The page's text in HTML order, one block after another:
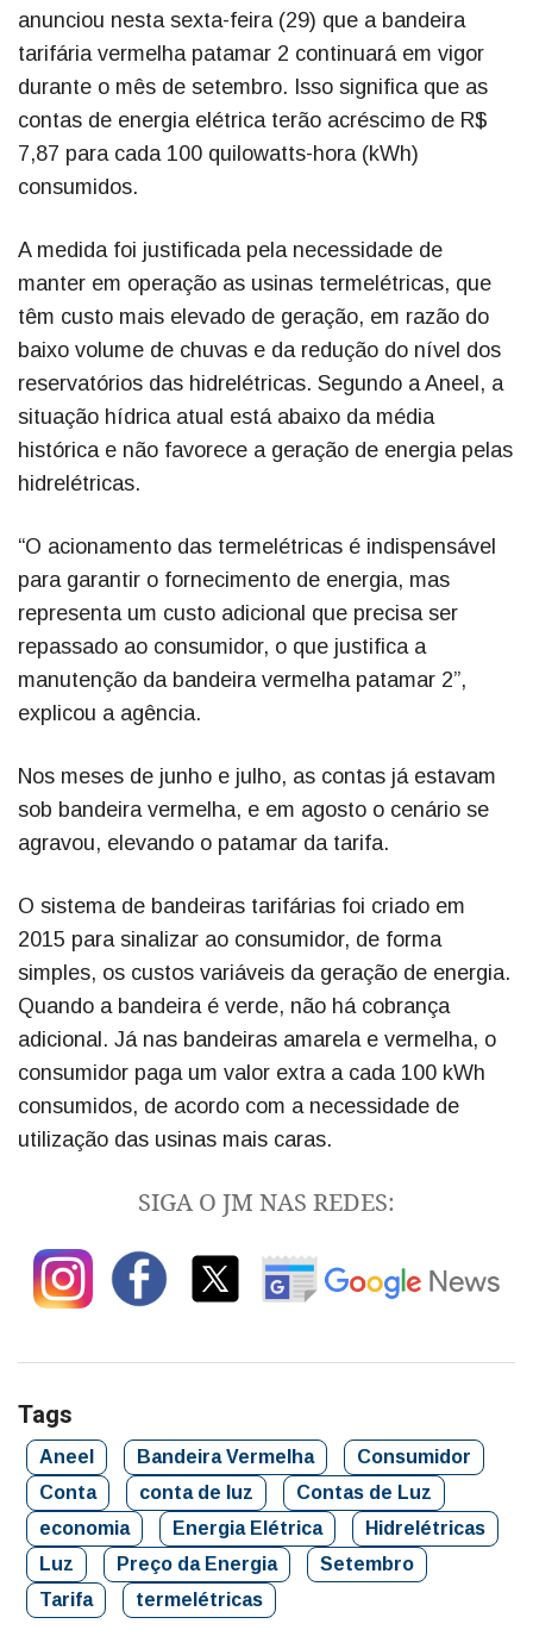
anunciou nesta sexta-feira (29) que a bandeira
tarifária vermelha patamar 2 continuará em vigor
durante o mês de setembro. Isso significa que as
contas de energia elétrica terão acréscimo de R$
7,87 para cada 100 quilowatts-hora (kWh)
consumidos.
A medida foi justificada pela necessidade de
manter em operação as usinas termelétricas, que
têm custo mais elevado de geração, em razão do
baixo volume de chuvas e da redução do nível dos
reservatórios das hidrelétricas. Segundo a Aneel, a
situação hídrica atual está abaixo da média
histórica e não favorece a geração de energia pelas
hidrelétricas.
“O acionamento das termelétricas é indispensável
para garantir o fornecimento de energia, mas
representa um custo adicional que precisa ser
repassado ao consumidor, o que justifica a
manutenção da bandeira vermelha patamar 2”,
explicou a agência.
Nos meses de junho e julho, as contas já estavam
sob bandeira vermelha, e em agosto o cenário se
agravou, elevando o patamar da tarifa.
O sistema de bandeiras tarifárias foi criado em
2015 para sinalizar ao consumidor, de forma
simples, os custos variáveis da geração de energia.
Quando a bandeira é verde, não há cobrança
adicional. Já nas bandeiras amarela e vermelha, o
consumidor paga um valor extra a cada 100 kWh
consumidos, de acordo com a necessidade de
utilização das usinas mais caras.
SIGA O JM NAS REDES:
Tags
Aneel Bandeira Vermelha
Consumidor
Conta
conta de luz
Contas de Luz
economia
Energia Elétrica
Hidrelétricas
Luz
Preço da Energia
Setembro
Tarifa
termelétricas